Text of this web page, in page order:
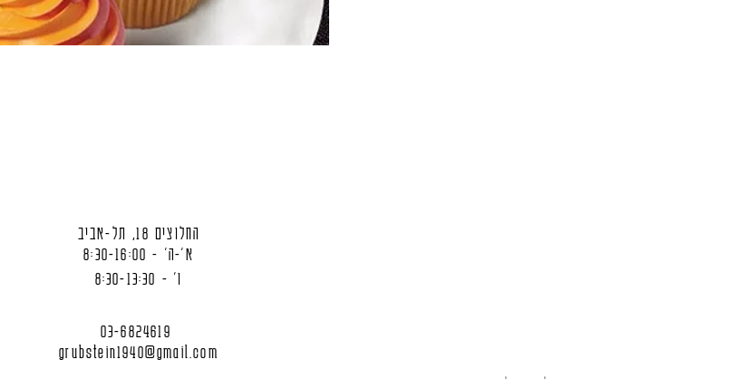
החלוצים 18, תל-אביב
א'-ה' - 8:30-16:00
ו' - 8:30-13:30
03-6824619
grubstein1940@gmail.com